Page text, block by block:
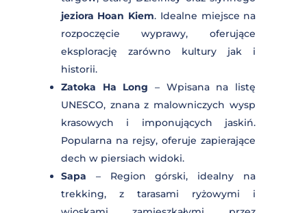
Północny Wietnam (Northern
Vietnam)
Hanoi– Stolica Wietnamu pełna
zabytków kolonialnych, tradycyjnych
targów, Starej Dzielnicy oraz
słynnego jeziora Hoan Kiem. Idealne
miejsce na rozpoczęcie wyprawy,
oferujące eksplorację zarówno
kultury jak i historii.
Zatoka Ha Long– Wpisana na listę
UNESCO, znana z malowniczych
Zdradzimy Ci mały sekret… ?
Subskrybenci naszego newslettera
dostają więcej! ?
?? Jako pierwszy poznasz nową
?? Jako jedyny możesz skorzystać z
ofert dla VIP.
?? I… dostaniesz sporo ciekawostek
do poczytania przy kawie.
Przypomnimy Ci też o ostatnich
miejscach w transporcie lub na
wyprawach. Chociaż unikamy
spamowania poczty. ☝?? Zazwyczaj
wysyłamy newsletter tylko raz na dwa
tygodnie. Chyba że jest coś naprawdę
ważnego, wtedy może wpaść jakaś